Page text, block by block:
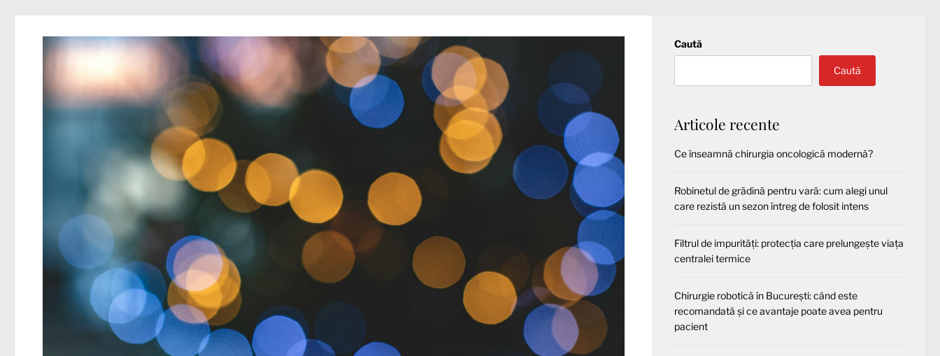
Caută
Caută
Articole recente
Ce înseamnă chirurgia oncologică modernă?
Robinetul de grădină pentru vară: cum alegi unul
care rezistă un sezon întreg de folosit intens
Filtrul de impurități: protecția care prelungește viața
centralei termice
Chirurgie robotică în București: când este
recomandată și ce avantaje poate avea pentru
pacient